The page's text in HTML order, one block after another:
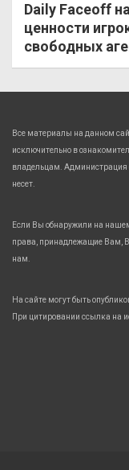
Daily Faceoff
ценности
свободных
Все материалы на данном
исключительно в
владельцам. Администрация
несет.
Если Вы обнаружили на
права, принадлежащие Вам,
нам.
На сайте могут быть
При цитировании ссылка на